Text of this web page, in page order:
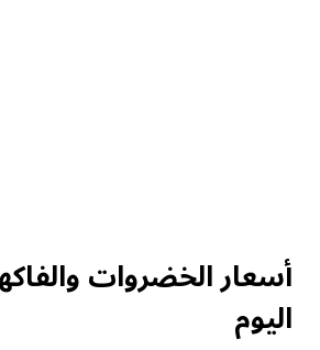
أسعار الخضروات
اليوم